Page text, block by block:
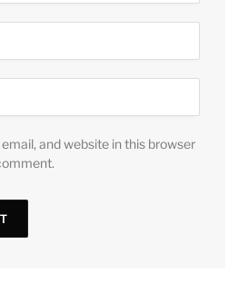
and website in this browser